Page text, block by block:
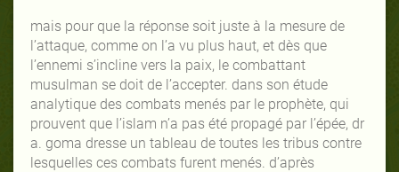
mais pour que la réponse soit juste à la mesure de
l’attaque, comme on l’a vu plus haut, et dès que
l’ennemi s’incline vers la paix, le combattant
musulman se doit de l’accepter. dans son étude
analytique des combats menés par le prophète, qui
prouvent que l’islam n’a pas été propagé par l’épée, dr
a. goma dresse un tableau de toutes les tribus contre
lesquelles ces combats furent menés. d’après